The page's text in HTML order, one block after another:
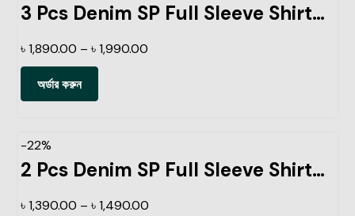
3 Pcs Denim SP Full Sleeve Shirt- Black+Light Sky+Navy
৳1,890.00 – ৳1,990.00
অর্ডার করুন
-22%
2 Pcs Denim SP Full Sleeve Shirt-Light Sky+ Black
৳1,390.00 – ৳1,490.00